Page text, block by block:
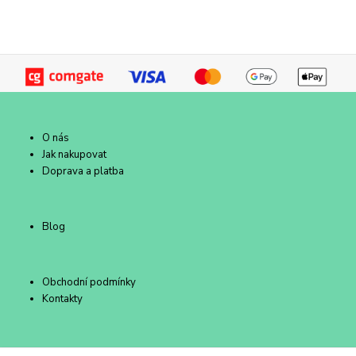
O nás
Jak nakupovat
Doprava a platba
Blog
Obchodní podmínky
Kontakty